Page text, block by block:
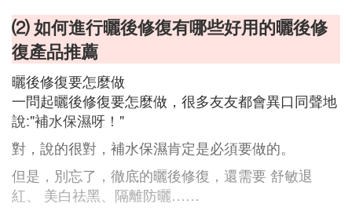
⑵ 如何進行曬後修復有哪些好用的曬後修
復產品推薦
曬後修復要怎麼做
一問起曬後修復要怎麼做，很多友友都會異口同聲地
說:"補水保濕呀！"
對，說的很對，補水保濕肯定是必須要做的。
但是，別忘了，徹底的曬後修復，還需要 舒敏退
紅、 美白祛黑、隔離防曬……